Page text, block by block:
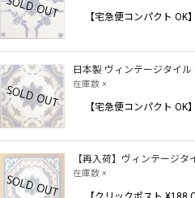
【宅急便コンパクト
日本製 ヴィンテージタイ
在庫数 ×
【宅急便コンパクト
【再入荷】ヴィンテージ
在庫数 ×